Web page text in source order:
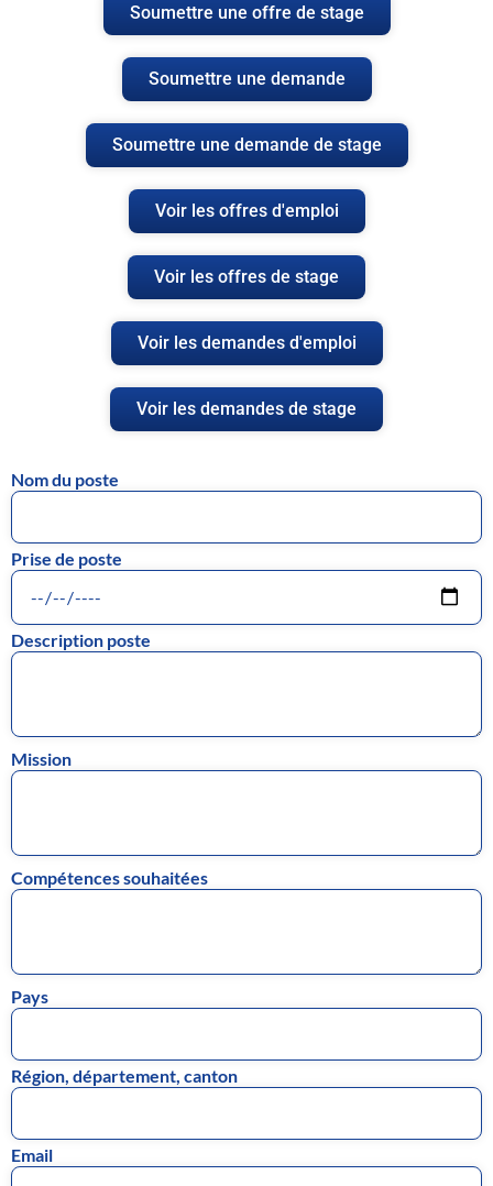
Soumettre une offre de stage
Soumettre une demande
Soumettre une demande de stage
Voir les offres d'emploi
Voir les offres de stage
Voir les demandes d'emploi
Voir les demandes de stage
Nom du poste
Prise de poste
Description poste
Mission
Compétences souhaitées
Pays
Région, département, canton
Email